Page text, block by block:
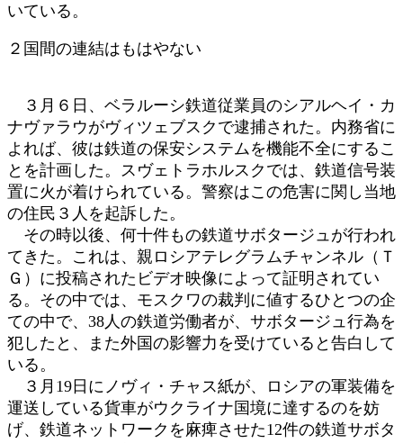
いている。
２国間の連結はもはやない
３月６日、ベラルーシ鉄道従業員のシアルヘイ・カ
ナヴァラウがヴィツェブスクで逮捕された。内務省に
よれば、彼は鉄道の保安システムを機能不全にするこ
とを計画した。スヴェトラホルスクでは、鉄道信号装
置に火が着けられている。警察はこの危害に関し当地
の住民３人を起訴した。
その時以後、何十件もの鉄道サボタージュが行われ
てきた。これは、親ロシアテレグラムチャンネル（Ｔ
Ｇ）に投稿されたビデオ映像によって証明されてい
る。その中では、モスクワの裁判に値するひとつの企
ての中で、38人の鉄道労働者が、サボタージュ行為を
犯したと、また外国の影響力を受けていると告白して
いる。
３月19日にノヴィ・チャス紙が、ロシアの軍装備を
運送している貨車がウクライナ国境に達するのを妨
げ、鉄道ネットワークを麻痺させた12件の鉄道サボタ